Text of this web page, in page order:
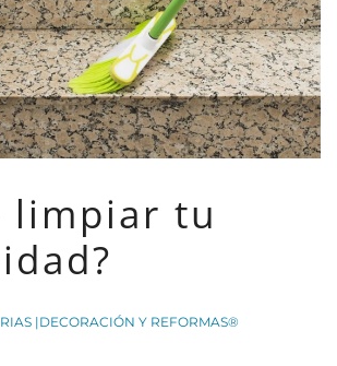
limpiar tu
|DECORACIÓN Y REFORMAS®